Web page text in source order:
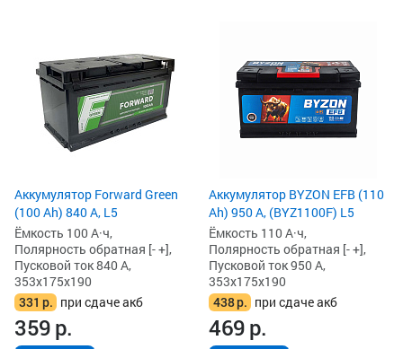
Аккумулятор Forward Green
(100 Ah) 840 А, L5
Ёмкость 100 А·ч,
Полярность обратная [- +],
Пусковой ток 840 А,
353x175x190
331 р. при сдаче акб
359р.
Аккумулятор BYZON EFB (110
Ah) 950 А, (BYZ1100F) L5
Ёмкость 110 А·ч,
Полярность обратная [- +],
Пусковой ток 950 А,
353x175x190
438р. при сдаче акб
469р.